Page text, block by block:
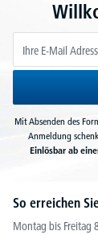
Mit Absenden des
Anmeldung
Einlösbar ab
So erreichen
Montag bis Freitag